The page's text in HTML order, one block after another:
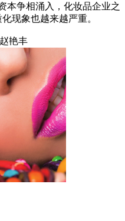
本争相涌入，化妆品企业之
现象也越来越严重。
赵艳丰